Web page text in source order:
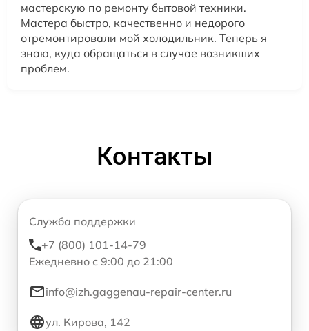
мастерскую по ремонту бытовой техники.
Мастера быстро, качественно и недорого
отремонтировали мой холодильник. Теперь я
знаю, куда обращаться в случае возникших
проблем.
Контакты
Служба поддержки
+7 (800) 101-14-79
Ежедневно с 9:00 до 21:00
info@izh.gaggenau-repair-center.ru
ул. Кирова, 142